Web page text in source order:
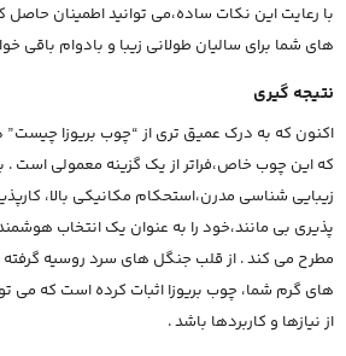
با رعایت این نکات ساده،می توانید اطمینان حاصل
های شما برای سالیان طولانی زیبا و بادوام باقی
نتیجه گیری
اکنون که به درک عمیق تری از “چوب بریوزا
که این چوب خاص،فراتر از یک گزینه معمولی است .
زیبایی شناسی مدرن،استحکام مکانیکی بالا،
پذیری بی مانند،خود را به عنوان یک انتخاب
مطرح می کند . از قلب جنگل های سرد روسیه گرفته
های گرم شما، چوب بریوزا اثبات کرده است که
از نیازها و کاربردها باشد .